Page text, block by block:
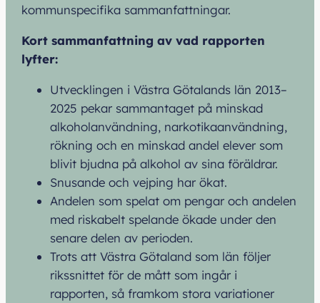
kommunspecifika sammanfattningar.
Kort sammanfattning av vad rapporten
lyfter:
Utvecklingen i Västra Götalands län 2013–
2025 pekar sammantaget på minskad
alkoholanvändning, narkotikaanvändning,
rökning och en minskad andel elever som
blivit bjudna på alkohol av sina föräldrar.
Snusande och vejping har ökat.
Andelen som spelat om pengar och andelen
med riskabelt spelande ökade under den
senare delen av perioden.
Trots att Västra Götaland som län följer
rikssnittet för de mått som ingår i
rapporten, så framkom stora variationer